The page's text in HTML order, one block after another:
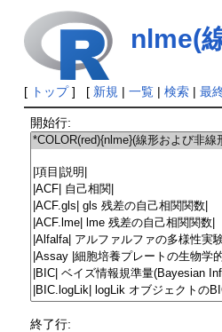
nlme(
[ トップ] [ 新規 | 一覧| 検索| 最
開始行:
終了行: